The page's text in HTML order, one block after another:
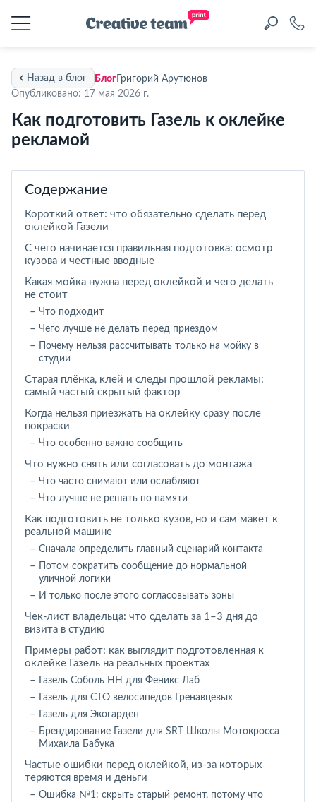
Назад в блог Блог Григорий Арутюнов
Опубликовано: 17 мая 2026 г.
Как подготовить Газель к оклейке
рекламой
Содержание
Короткий ответ: что обязательно сделать перед
оклейкой Газели
С чего начинается правильная подготовка: осмотр
кузова и честные вводные
Какая мойка нужна перед оклейкой и чего делать
не стоит
Что подходит
Чего лучше не делать перед приездом
Почему нельзя рассчитывать только на мойку в
студии
Старая плёнка, клей и следы прошлой рекламы:
самый частый скрытый фактор
Когда нельзя приезжать на оклейку сразу после
покраски
Что особенно важно сообщить
Что нужно снять или согласовать до монтажа
Что часто снимают или ослабляют
Что лучше не решать по памяти
Как подготовить не только кузов, но и сам макет к
реальной машине
Сначала определить главный сценарий контакта
Потом сократить сообщение до нормальной
уличной логики
И только после этого согласовывать зоны
Чек-лист владельца: что сделать за 1–3 дня до
визита в студию
Примеры работ: как выглядит подготовленная к
оклейке Газель на реальных проектах
Газель Соболь НН для Феникс Лаб
Газель для СТО велосипедов Гренавцевых
Газель для Экогарден
Брендирование Газели для SRT Школы Мотокросса
Михаила Бабука
Частые ошибки перед оклейкой, из-за которых
теряются время и деньги
Ошибка №1: скрыть старый ремонт, потому что